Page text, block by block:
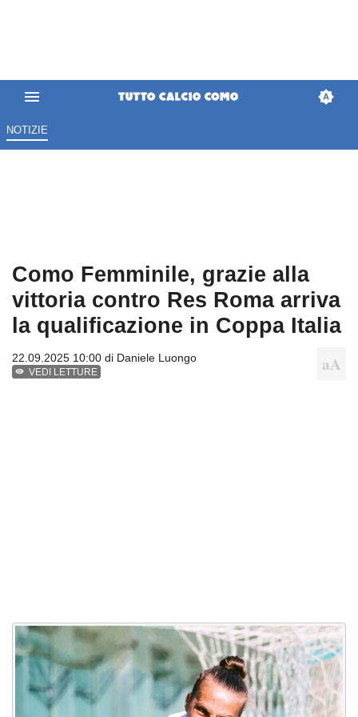
NOTIZIE
Como Femminile, grazie alla
vittoria contro Res Roma arriva
la qualificazione in Coppa Italia
22.09.2025 10:00 di Daniele Luongo
VEDI LETTURE